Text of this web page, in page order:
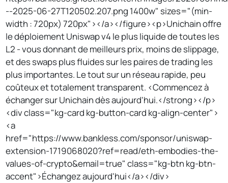
--2025-06-27T120502.207.png 1400w" sizes="(min-
width : 720px) 720px"></a></figure><p>Unichain offre
le déploiement Uniswap v4 le plus liquide de toutes les
L2 - vous donnant de meilleurs prix, moins de slippage,
et des swaps plus fluides sur les paires de trading les
plus importantes. Le tout sur un réseau rapide, peu
coûteux et totalement transparent. <Commencez à
échanger sur Unichain dès aujourd'hui.</strong></p>
<div class="kg-card kg-button-card kg-align-center">
<a
href="https://www.bankless.com/sponsor/uniswap-
extension-1719068020?ref=read/eth-embodies-the-
values-of-crypto&email=true" class="kg-btn kg-btn-
accent">Échangez aujourd'hui</a></div>